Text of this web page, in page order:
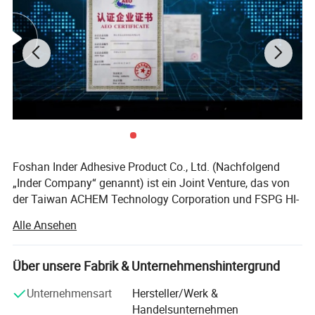
Foshan Inder Adhesive Product Co., Ltd. (Nachfolgend
„Inder Company“ genannt) ist ein Joint Venture, das von
der Taiwan ACHEM Technology Corporation und FSPG HI-
Produkten gehören vor allem BOPP-Verpackungsband,
Schreibwarenband, doppelseitiges Klebeband, Kraftpapier-
Klebeband, Aluminiumfolie, Stoffband, Abdeckband,
einheitlichen Marke "Wonder".
Alle Ansehen
Über unsere Fabrik & Unternehmenshintergrund
Unternehmensart
Hersteller/Werk &
Handelsunternehmen